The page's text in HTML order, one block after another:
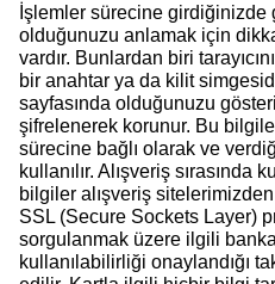
İşlemler sürecine girdiğinizde
olduğunuzu anlamak için
vardır. Bunlardan biri
bir anahtar ya da kilit
sayfasında olduğunuzu
şifrelenerek korunur. Bu
sürecine bağlı olarak ve
kullanılır. Alışveriş sırasında
bilgiler alışveriş
SSL (Secure Sockets Layer)
sorgulanmak üzere ilgili
kullanılabilirliği onaylandığı